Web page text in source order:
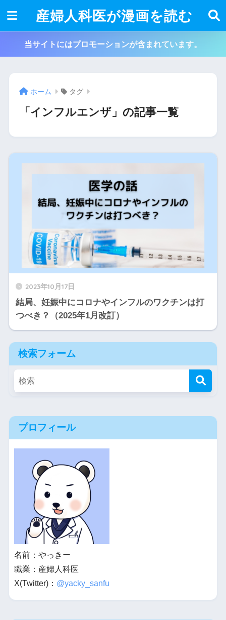
産婦人科医が漫画を読む
当サイトにはプロモーションが含まれています。
ホーム タグ
「インフルエンザ」の記事一覧
2023年10月17日
結局、妊娠中にコロナやインフルのワクチンは打
つべき？（2025年1月改訂）
検索フォーム
プロフィール
名前：やっきー
職業：産婦人科医
X(Twitter)： @yacky_sanfu